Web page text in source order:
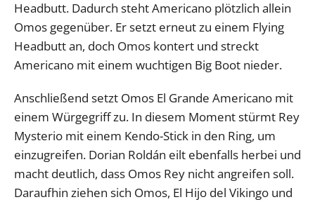
Headbutt. Dadurch steht Americano plötzlich allein
Omos gegenüber. Er setzt erneut zu einem Flying
Headbutt an, doch Omos kontert und streckt
Americano mit einem wuchtigen Big Boot nieder.
Anschließend setzt Omos El Grande Americano mit
einem Würgegriff zu. In diesem Moment stürmt Rey
Mysterio mit einem Kendo-Stick in den Ring, um
einzugreifen. Dorian Roldán eilt ebenfalls herbei und
macht deutlich, dass Omos Rey nicht angreifen soll.
Daraufhin ziehen sich Omos, El Hijo del Vikingo und